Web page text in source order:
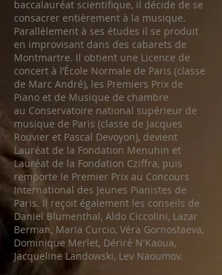
baccalauréat scientifique, il décide de se
consacrer entièrement à la musique.
Parallèlement à ses études il se produit
en improvisant dans des cabarets de
Montmartre. Il obtient une Licence de
concert à l’École Normale de Paris (classe
de Marc André), les Premiers Prix de
Piano et de Musique de chambre
au Conservatoire national supérieur de
musique de Paris (classe de Jacques
Rouvier et Pascal Devoyon), devient
Lauréat de la Fondation Menuhin et
Lauréat de la Fondation Cziffra, puis
remporte le Premier Prix au Concours
International des Jeunes Pianistes de
Paris. Il reçoit également les conseils de
Daniel Blumenthal, Aldo Ciccolini, Lazar
Berman, Maria Curcio, Véra Gornostaeva,
Dominique Merlet, Dériré N'Kaoua,
Jacqueline Landowski, Lev Naoumov.